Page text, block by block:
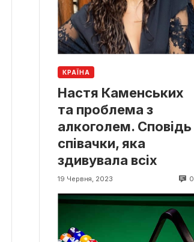
КРАЇНА
Настя Каменських
та проблема з
алкоголем. Сповідь
співачки, яка
здивувала всіх
19 Червня, 2023 0